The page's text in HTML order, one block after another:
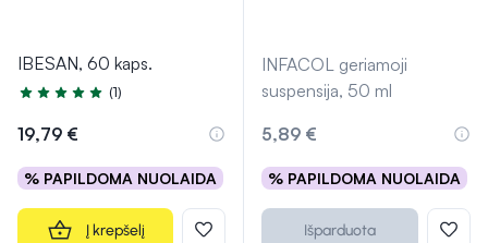
IBESAN, 60 kaps.
Įvertinimas 5.0 iš 5
(1)
19,79 €
% PAPILDOMA NUOLAIDA
Į krepšelį
INFACOL geriamoji
suspensija, 50 ml
5,89 €
% PAPILDOMA NUOLAIDA
Išparduota